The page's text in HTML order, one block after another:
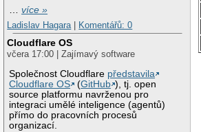
…více »
Ladislav Hagara
Komentářů: 0
Cloudflare OS
včera 17:00 | Zajímavý software
Společnost Cloudflare představila
Cloudflare OS
(GitHub ), tj. open
source platformu navrženou pro
integraci umělé inteligence (agentů)
přímo do pracovních procesů
organizací.